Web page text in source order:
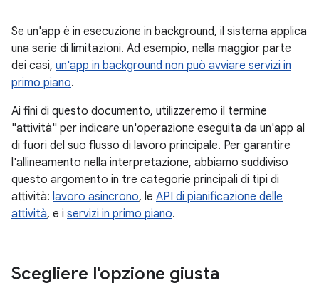
Se un'app è in esecuzione in background, il sistema applica
una serie di limitazioni. Ad esempio, nella maggior parte
dei casi, un'app in background non può avviare servizi in
primo piano.
Ai fini di questo documento, utilizzeremo il termine
"attività" per indicare un'operazione eseguita da un'app al
di fuori del suo flusso di lavoro principale. Per garantire
l'allineamento nella interpretazione, abbiamo suddiviso
questo argomento in tre categorie principali di tipi di
attività: lavoro asincrono, le API di pianificazione delle
attività, e i servizi in primo piano.
Scegliere l'opzione giusta